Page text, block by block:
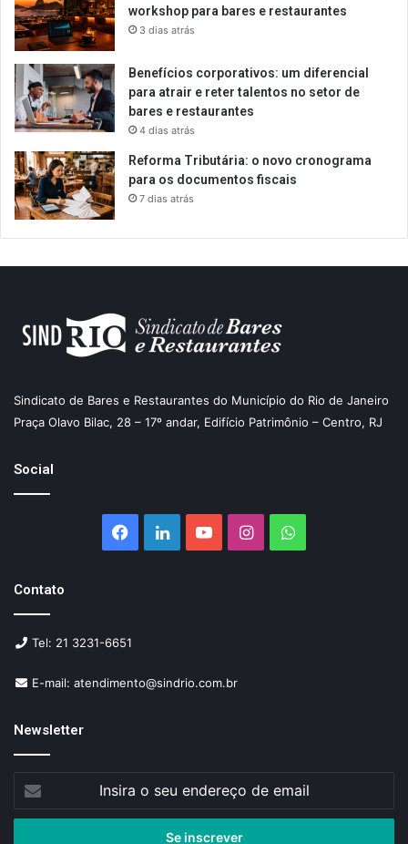
workshop para bares e restaurantes
3 dias atrás
Benefícios corporativos: um diferencial
para atrair e reter talentos no setor de
bares e restaurantes
4 dias atrás
Reforma Tributária: o novo cronograma
para os documentos fiscais
7 dias atrás
Sindicato de Bares e Restaurantes do Município do Rio de Janeiro
Praça Olavo Bilac, 28 – 17º andar, Edifício Patrimônio – Centro, RJ
Social
Facebook
LinkedinYouTubeInstagramWhatsApp
Contato
Tel: 21 3231-6651
E-mail: atendimento@sindrio.com.br
Newsletter
seu